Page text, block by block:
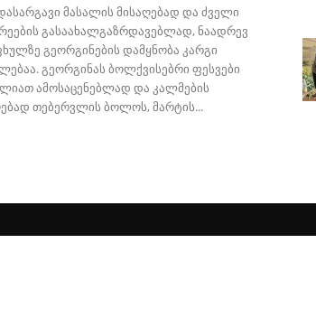
მასალის მისაღებად და ძველი
გასაახალგაზრდავებლად, ნაადრევ
გეორგინების დამყნობა კარგი
გეორგინას ბოლქვისებრი ფესვები
ამოსაცენებლად და კალმების
თებერვლის ბოლოს, მარტის...